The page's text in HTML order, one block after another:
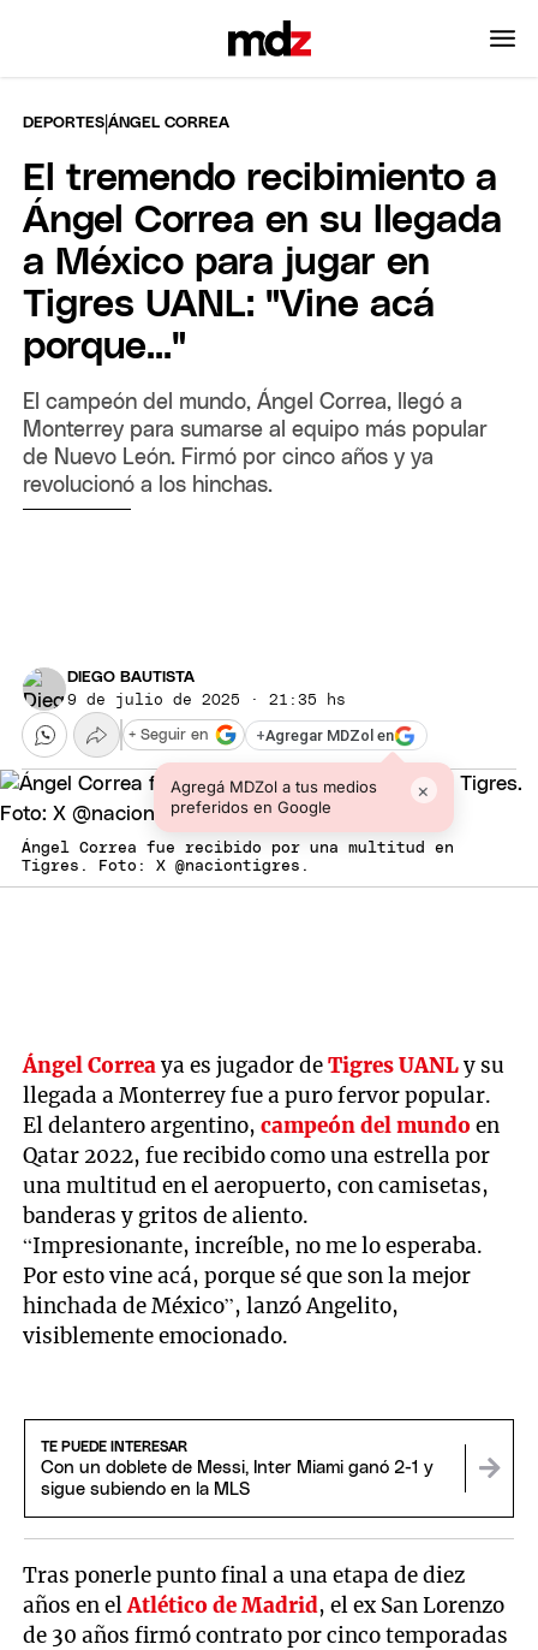
DEPORTES |ÁNGEL CORREA
El tremendo recibimiento a
Ángel Correa en su llegada
a México para jugar en
Tigres UANL: "Vine acá
porque..."
El campeón del mundo, Ángel Correa, llegó a
Monterrey para sumarse al equipo más popular
de Nuevo León. Firmó por cinco años y ya
revolucionó a los hinchas.
DIEGO BAUTISTA
9 de julio de 2025 · 21:35 hs
+Agregar MDZol en
Agregá MDZol a tus medios
preferidos en Google
×
+ Seguir en
Ángel Correa fue recibido por una multitud en
Tigres. Foto: X @naciontigres.
Ángel Correaya es jugador deTigres UANLy su
llegada a Monterrey fue a puro fervor popular.
El delantero argentino,campeón del mundoen
Qatar 2022, fue recibido como una estrella por
una multitud en el aeropuerto, con camisetas,
banderas y gritos de aliento.
“Impresionante, increíble, no me lo esperaba.
Por esto vine acá, porque sé que son la mejor
hinchada de México”, lanzó Angelito,
visiblemente emocionado.
TE PUEDE INTERESAR
Con un doblete de Messi, Inter Miami ganó 2-1 y
sigue subiendo en la MLS
Tras ponerle punto final a una etapa de diez
años en elAtlético de Madrid, el ex San Lorenzo
de 30 años firmó contrato por cinco temporadas